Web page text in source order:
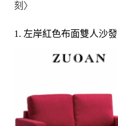
刻〉
1. 左岸紅色布面雙人沙發